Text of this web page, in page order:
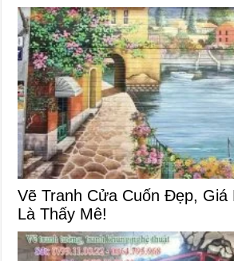
Vẽ Tranh Cửa Cuốn Đẹp, Giá
Là Thấy Mê!